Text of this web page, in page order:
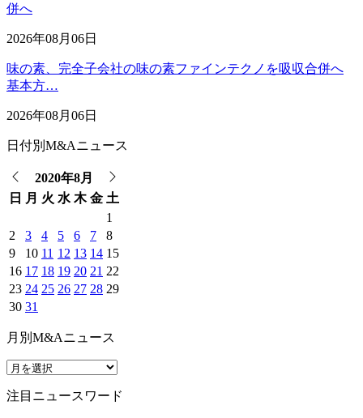
併へ
2026年08月06日
味の素、完全子会社の味の素ファインテクノを吸収合併へ
基本方…
2026年08月06日
日付別M&Aニュース
2020年8月
日 月 火 水 木 金 土
1
2
3 4 5 6 7
8
9
10 11 12 13 14 15
16 17 18 19 20 21 22
23 24 25 26 27 28 29
30 31
月別M&Aニュース
注目ニュースワード